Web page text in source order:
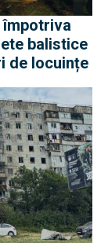
împotriva
balistice
de locuințe